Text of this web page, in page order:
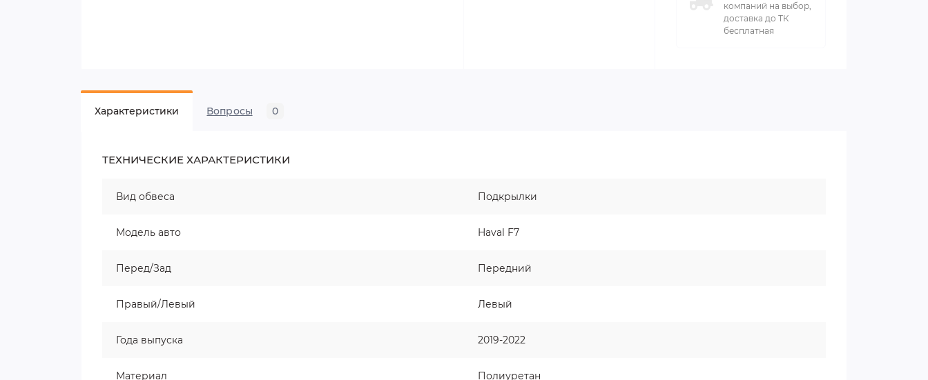
компаний на выбор,
доставка до ТК
бесплатная
Характеристики Вопросы 0
ТЕХНИЧЕСКИЕ ХАРАКТЕРИСТИКИ
Вид обвеса Подкрылки
Модель авто Haval F7
Перед/Зад Передний
Правый/Левый Левый
Года выпуска 2019-2022
Материал Полиуретан